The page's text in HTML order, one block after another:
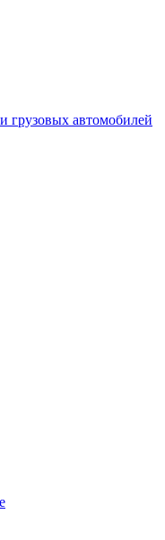
грузовых автомобилей